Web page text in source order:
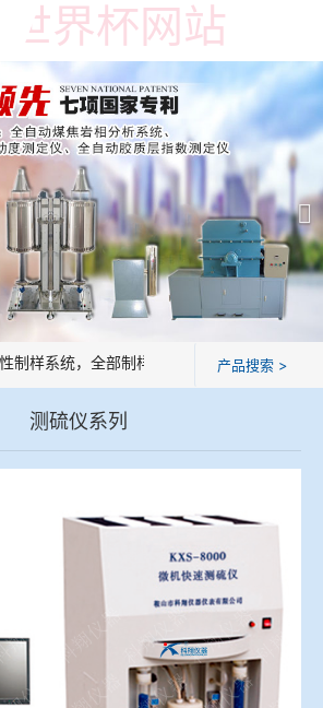
世界杯网站
＞
设备
冶金性能检测系统
设备
样设备
样系统，全部制样过程机械化操作，没有
产品搜索 >
测硫仪系列